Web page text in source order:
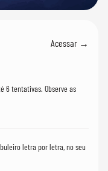
Acessar →
6 tentativas. Observe as
letra por letra, no seu